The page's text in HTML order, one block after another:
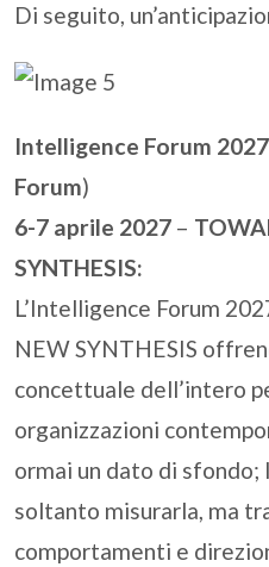
Di seguito,
Intelligence Forum 2027
Forum)
6-7 aprile 2027 –
SYNTHESIS:
L’Intelligence Forum
NEW SYNTHESIS
concettuale dell’intero
organizzazioni
ormai un dato di sfondo;
soltanto misurarla, ma
comportamenti e